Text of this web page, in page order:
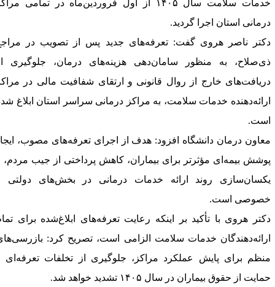
خدمات سلامت سال ۱۴۰۵ از اول ‌فروردین‌ماه در تمامی مراکز
استان اجرا گردید.
ناصر هروی گفت: تعرفه‌های جدید پس از تصویب در مراجع
به منظور سامان‌دهی هزینه‌های درمان، ‌جلوگیری از
خارج از روال قانونی و ارتقای شفافیت مالی در مراکز
خدمات سلامت، به مراکز ‌درمانی سراسر استان ابلاغ شده
درمان دانشگاه افزود: هدف از اجرای تعرفه‌های مصوب، ایجاد
بیمه‌ای مؤثرتر برای بیماران، کاهش پرداختی ‌از جیب مردم، و
روند ارائه خدمات درمانی در بخش‌های دولتی و
است.‌
هروی با تأکید بر اینکه رعایت تعرفه‌های ابلاغ‌شده برای تمام
خدمات سلامت الزامی است، تصریح کرد: بازرسی‌های
برای پایش عملکرد مراکز، جلوگیری از ‌تخلفات تعرفه‌ای و
از حقوق بیماران در سال ۱۴۰۵ تشدید خواهد شد.‌